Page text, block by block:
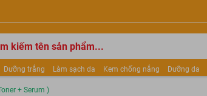
Dưỡng trắng Làm sạch da Kem chống nắng Dưỡng da
mặt
Kem Mộc Qua
+ Serum )